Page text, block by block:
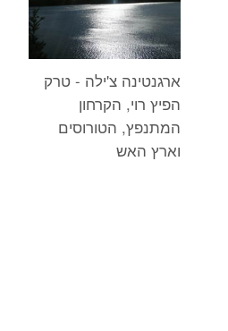
ארגנטינה צ'ילה - טרק
הפיץ רוי, הקרחון
המתנפץ, הטורוסים
וארץ האש